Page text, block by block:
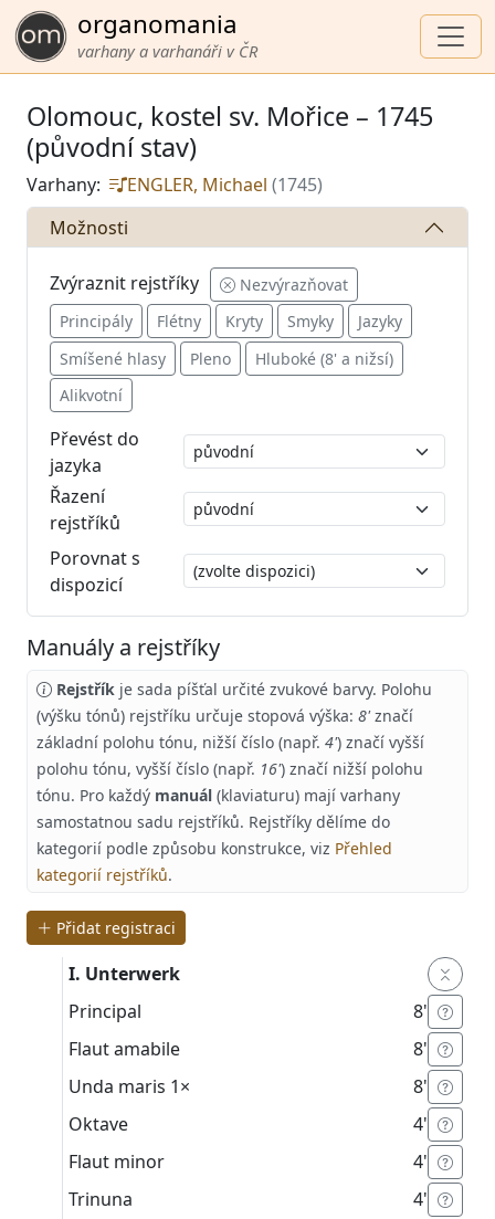
organomania
varhany a varhanáři v ČR
Olomouc, kostel sv. Mořice – 1745
(původní stav)
Varhany: ENGLER, Michael (1745)
Možnosti
Zvýraznit rejstříky
Nezvýrazňovat
Principály
Flétny Kryty Smyky
Jazyky
Smíšené hlasy
Pleno
Hluboké (8' a nižsí)
Alikvotní
Převést do
jazyka
Řazení
rejstříků
Porovnat s
dispozicí
Manuály a rejstříky
Rejstřík je sada píšťal určité zvukové barvy. Polohu
(výšku tónů) rejstříku určuje stopová výška: 8'značí
základní polohu tónu, nižší číslo (např. 4') značí vyšší
polohu tónu, vyšší číslo (např. 16') značí nižší polohu
tónu. Pro každý manuál (klaviaturu) mají varhany
samostatnou sadu rejstříků. Rejstříky dělíme do
kategorií podle způsobu konstrukce, viz Přehled
kategorií rejstříků.
Přidat registraci
I. Unterwerk
Principal
8'
Flaut amabile
8'
Unda maris 1×
8'
Oktave
4'
Flaut minor
4'
Trinuna
4'